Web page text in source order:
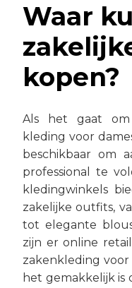
Waar
kopen?
Als het gaat
kleding voor
beschikbaar om
professional te
kledingwinkels
zakelijke outfits,
tot elegante
zijn er online
zakenkleding voor
het gemakkelijk is